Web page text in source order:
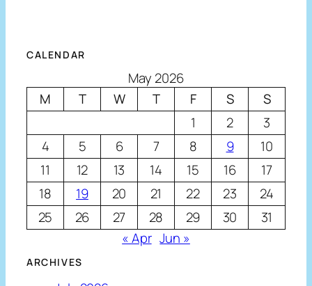
CALENDAR
May 2026
M
T W T F S
S
1
2
3
4
5 6 7 8 9
10
11
12 13 14 15 16
17
18
19 20 21 22 23
24
25
26 27 28 29 30
31
« Apr Jun »
ARCHIVES